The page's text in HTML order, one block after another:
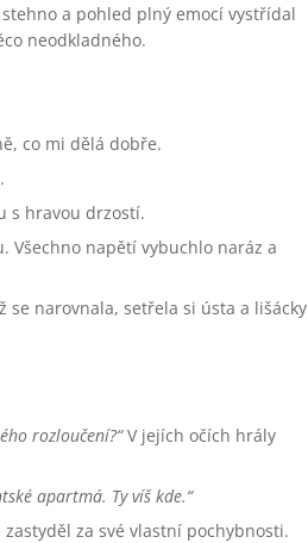
a pohled plný emocí vystřídal
neodkladného.
co mi dělá dobře.
s hravou drzostí.
napětí vybuchlo naráz a
se narovnala, setřela si ústa a lišácky
rozloučení? V jejích očích hrály
apartmá. Ty víš kde.
za své vlastní pochybnosti.